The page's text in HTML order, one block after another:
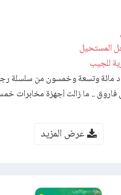
المستحيل
للجيب
مائة وتسعة وخمسون من سلسلة
نبيل فاروق .. ما زالت أجهزة مخابرات
عرض المزيد